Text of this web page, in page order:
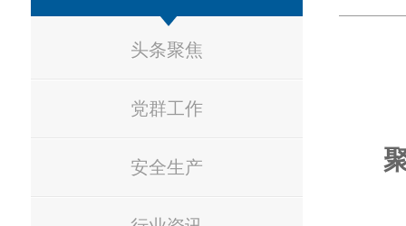
头条聚焦
党群工作
安全生产